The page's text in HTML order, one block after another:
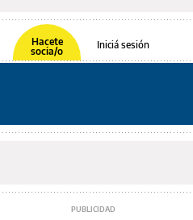
Hacete
socia/o
Iniciá sesión